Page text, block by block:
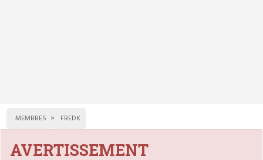
MEMBRES FREDK
AVERTISSEMENT